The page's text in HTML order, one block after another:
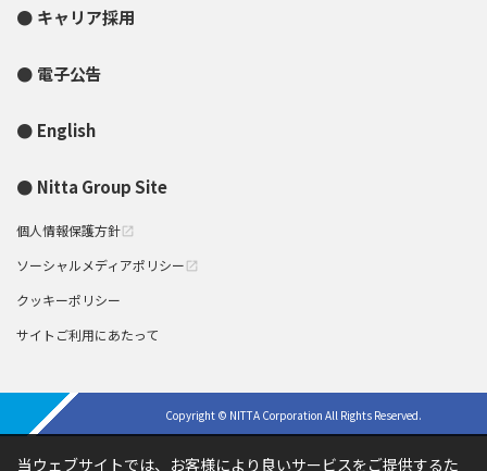
キャリア採用
電子公告
English
Nitta Group Site
個人情報保護方針 open_in_new
ソーシャルメディアポリシー open_in_new
クッキーポリシー
サイトご利用にあたって
Copyright © NITTA Corporation All Rights Reserved.
当ウェブサイトでは、お客様により良いサービスをご提供するた